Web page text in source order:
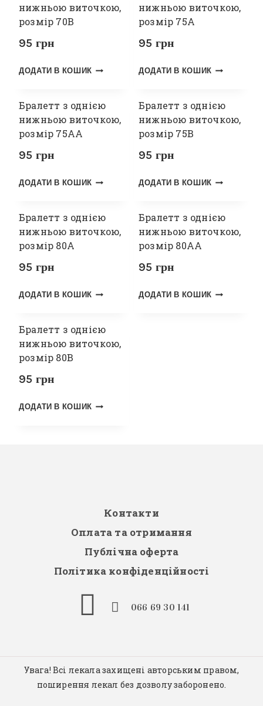
нижньою виточкою,
розмір 70В
95 грн
ДОДАТИ В КОШИК
нижньою виточкою,
розмір 75А
95 грн
ДОДАТИ В КОШИК
Бралетт з однією
нижньою виточкою,
розмір 75АА
95 грн
ДОДАТИ В КОШИК
Бралетт з однією
нижньою виточкою,
розмір 75В
95 грн
ДОДАТИ В КОШИК
Бралетт з однією
нижньою виточкою,
розмір 80А
95 грн
ДОДАТИ В КОШИК
Бралетт з однією
нижньою виточкою,
розмір 80АА
95 грн
ДОДАТИ В КОШИК
Бралетт з однією
нижньою виточкою,
розмір 80В
95 грн
ДОДАТИ В КОШИК
Контакти
Оплата та отримання
Публічна оферта
Політика конфіденційності
066 69 30 141
Увага! Всі лекала захищені авторським правом,
поширення лекал без дозволу заборонено.